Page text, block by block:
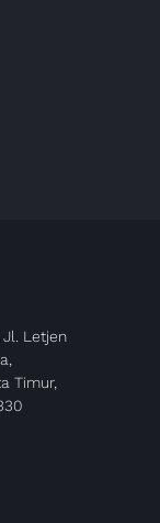
Jl. Letjen
Timur,